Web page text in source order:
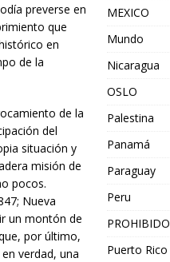
preverse en
que
en
de la
de la
del
situación y
misión de
pocos.
Nueva
un montón de
por último,
verdad, una
MEXICO
Mundo
Nicaragua
OSLO
Palestina
Panamá
Paraguay
Peru
Puerto Rico